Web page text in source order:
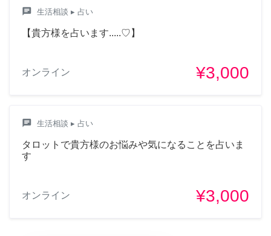
chat 生活相談 ▸ 占い
【貴方様を占います.....♡】
オンライン ¥3,000
chat 生活相談 ▸ 占い
タロットで貴方様のお悩みや気になることを占いま
す
オンライン ¥3,000